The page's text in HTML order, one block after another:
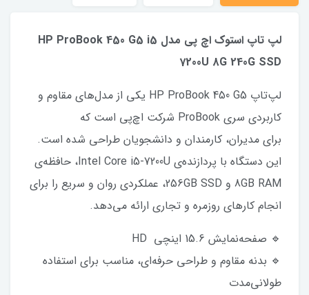
لپ تاپ استوک اچ پی مدل HP ProBook 450 G5 i5
7200U 8G 240G SSD
لپ‌تاپ HP ProBook 450 G5 یکی از مدل‌های مقاوم و
کاربردی سری ProBook شرکت اچ‌پی است که
برای مدیران، کارمندان و دانشجویان طراحی شده است.
این دستگاه با پردازنده‌ی Intel Core i5-7200U، حافظه‌ی
8GB RAM و 256GB SSD، عملکردی روان و سریع را برای
انجام کارهای روزمره و تجاری ارائه می‌دهد.
🔹 صفحه‌نمایش 15.6 اینچی HD
🔹 بدنه مقاوم و طراحی حرفه‌ای، مناسب برای استفاده
طولانی‌مدت